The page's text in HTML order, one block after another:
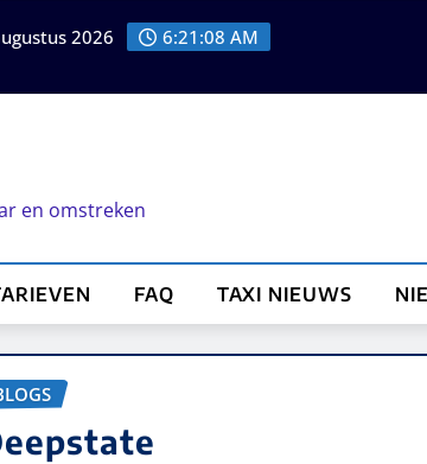
2026 6:21:08 AM
en omstreken
FAQ TAXI NIEUWS